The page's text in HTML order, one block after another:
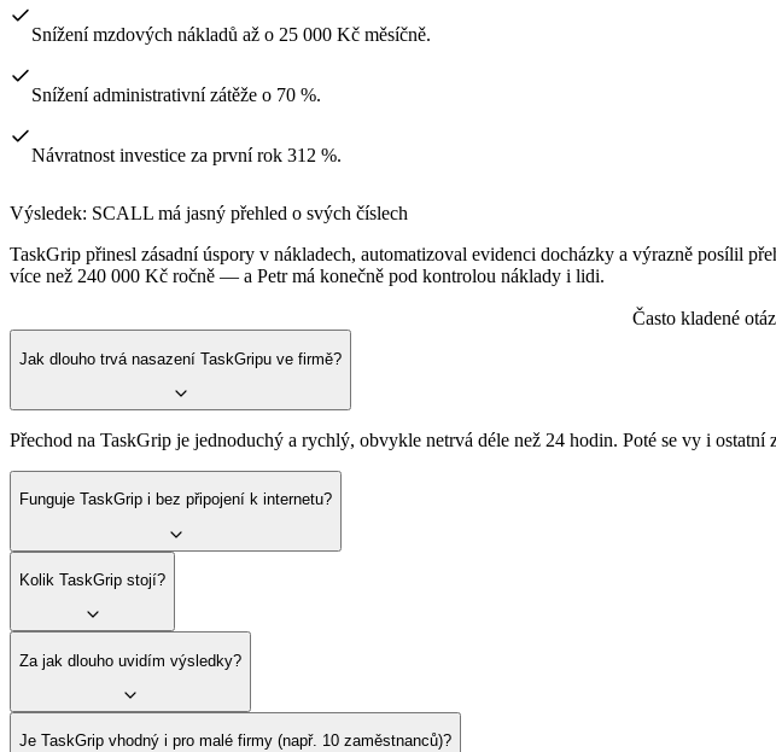
Snížení mzdových nákladů až o 25 000 Kč měsíčně.
Snížení administrativní zátěže o 70 %.
Návratnost investice za první rok 312 %.
Výsledek: SCALL má jasný přehled o svých číslech
TaskGrip přinesl zásadní úspory v nákladech, automatizoval evidenci docházky a výrazně posílil
více než 240 000 Kč ročně — a Petr má konečně pod kontrolou náklady i lidi.
Často kladené
Jak dlouho trvá nasazení TaskGripu ve firmě?
Přechod na TaskGrip je jednoduchý a rychlý, obvykle netrvá déle než 24 hodin. Poté se vy i ostatní
Funguje TaskGrip i bez připojení k internetu?
Kolik TaskGrip stojí?
Za jak dlouho uvidím výsledky?
Je TaskGrip vhodný i pro malé firmy (např. 10 zaměstnanců)?